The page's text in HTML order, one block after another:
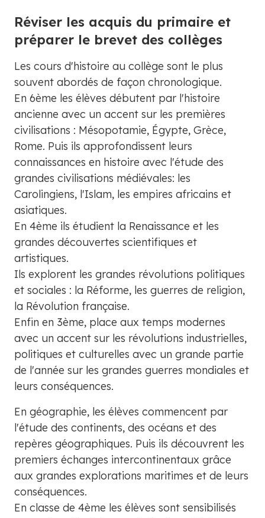
Réviser les acquis du primaire et
préparer le brevet des collèges
Les cours d'histoire au collège sont le plus
souvent abordés de façon chronologique.
En 6ème les élèves débutent par l'histoire
ancienne avec un accent sur les premières
civilisations : Mésopotamie, Égypte, Grèce,
Rome. Puis ils approfondissent leurs
connaissances en histoire avec l'étude des
grandes civilisations médiévales: les
Carolingiens, l'Islam, les empires africains et
asiatiques.
En 4ème ils étudient la Renaissance et les
grandes découvertes scientifiques et
artistiques.
Ils explorent les grandes révolutions politiques
et sociales : la Réforme, les guerres de religion,
la Révolution française.
Enfin en 3ème, place aux temps modernes
avec un accent sur les révolutions industrielles,
politiques et culturelles avec un grande partie
de l'année sur les grandes guerres mondiales et
leurs conséquences.
En géographie, les élèves commencent par
l'étude des continents, des océans et des
repères géographiques. Puis ils découvrent les
premiers échanges intercontinentaux grâce
aux grandes explorations maritimes et de leurs
conséquences.
En classe de 4ème les élèves sont sensibilisés